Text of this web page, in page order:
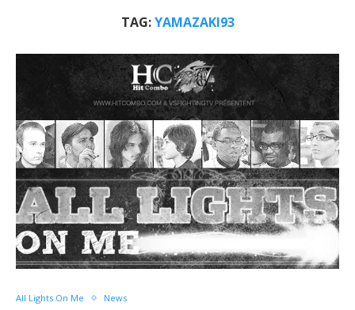
TAG:YAMAZAKI93
All Lights On Me News